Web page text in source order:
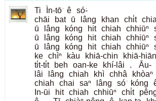
Ti Ìn-tō͘ ê só͘-
chāi
bat ū lâng khan chi̍t
ū
lâng kóng hit chiah chhiūⁿ
ū
lâng kóng hit chiah chhiūⁿ
ū
lâng kóng hit chiah chhiūⁿ
ke chìⁿ kàu khiā-chin khiā-hiān
ti̍t-ti̍t
beh oan-ke khí-lâi .
Āu-
lâi
lâng chiah khì chhâ khòaⁿ
chiah
chai saⁿ lâng só͘ kóng
In-ūi
hit chiah chhiūⁿ chi̍t